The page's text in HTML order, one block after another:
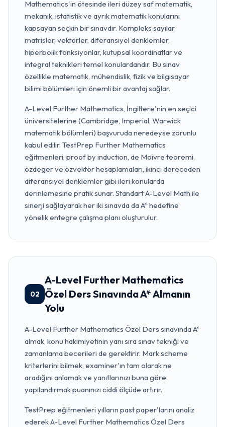
Mathematics'in ötesinde ileri düzey saf matematik,
mekanik, istatistik ve ayrık matematik konularını
kapsayan seçkin bir sınavdır. Kompleks sayılar,
matrisler, vektörler, diferansiyel denklemler,
hiperbolik fonksiyonlar, kutupsal koordinatlar ve
integral teknikleri temel konulardandır. Bu sınav
özellikle matematik, mühendislik, fizik ve bilgisayar
bilimi bölümleri için önemli bir avantaj sağlar.
A-Level Further Mathematics, İngiltere'nin en seçici
üniversitelerine (Cambridge, Imperial, Warwick
matematik bölümleri) başvuruda neredeyse zorunlu
kabul edilir. TestPrep Further Mathematics
eğitmenleri, proof by induction, de Moivre teoremi,
özdeger ve özvektör hesaplamaları, ikinci dereceden
diferansiyel denklemler gibi ileri konularda
derinlemesine pratik sunar. Standart A-Level Math ile
sinerji sağlayarak her iki sınavda da A* hedefine
yönelik entegre çalışma planı oluşturulur.
02
A-Level Further Mathematics
Özel Ders Sınavında A* Almanın
Yolu
A-Level Further Mathematics Özel Ders sınavında A*
almak, konu hakimiyetinin yanı sıra sınav tekniği ve
zamanlama becerileri de gerektirir. Mark scheme
kriterlerini bilmek, examiner'ın tam olarak ne
aradığını anlamak ve yanıtlarınızı buna göre
yapılandırmak puanınızı ciddi ölçüde artırır.
TestPrep eğitmenleri yılların past paper'larını analiz
ederek A-Level Further Mathematics Özel Ders